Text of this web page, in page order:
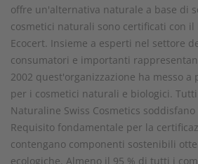
offre un'alternativa naturale a base di
cosmetici naturali sono certificati con
Ecocert. Insieme a esperti nel settore
consumatori e importanti
2002 quest'organizzazione ha messo
per i cosmetici naturali e biologici.
Naturaline Swiss Cosmetics
Requisito fondamentale per la
contengano componenti sostenibili
ecologiche. Almeno il 95 % di tutti i